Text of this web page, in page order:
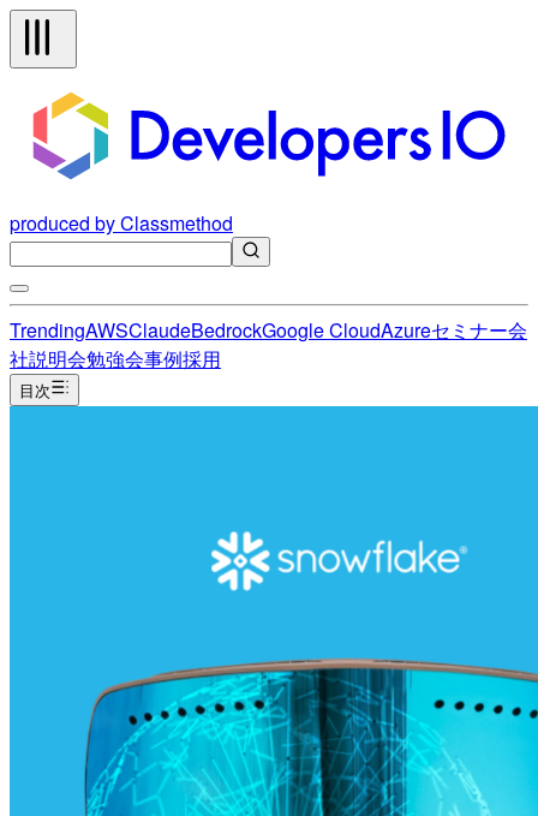
produced by Classmethod
TrendingAWSClaudeBedrockGoogle CloudAzureセミナー会
社説明会勉強会事例採用
目次